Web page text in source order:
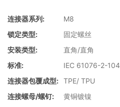
连接器系列:
M8
锁定类型:
固定螺丝
安装类型:
直角/直角
标准:
IEC 61076-2-104
连接器包覆成型: TPE/ TPU
连接螺母/螺钉:
黄铜镀镍